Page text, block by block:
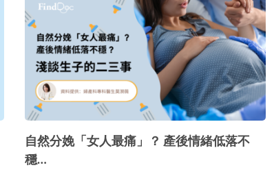
自然分娩「女人最痛」？ 產後情緒低落不
穩…